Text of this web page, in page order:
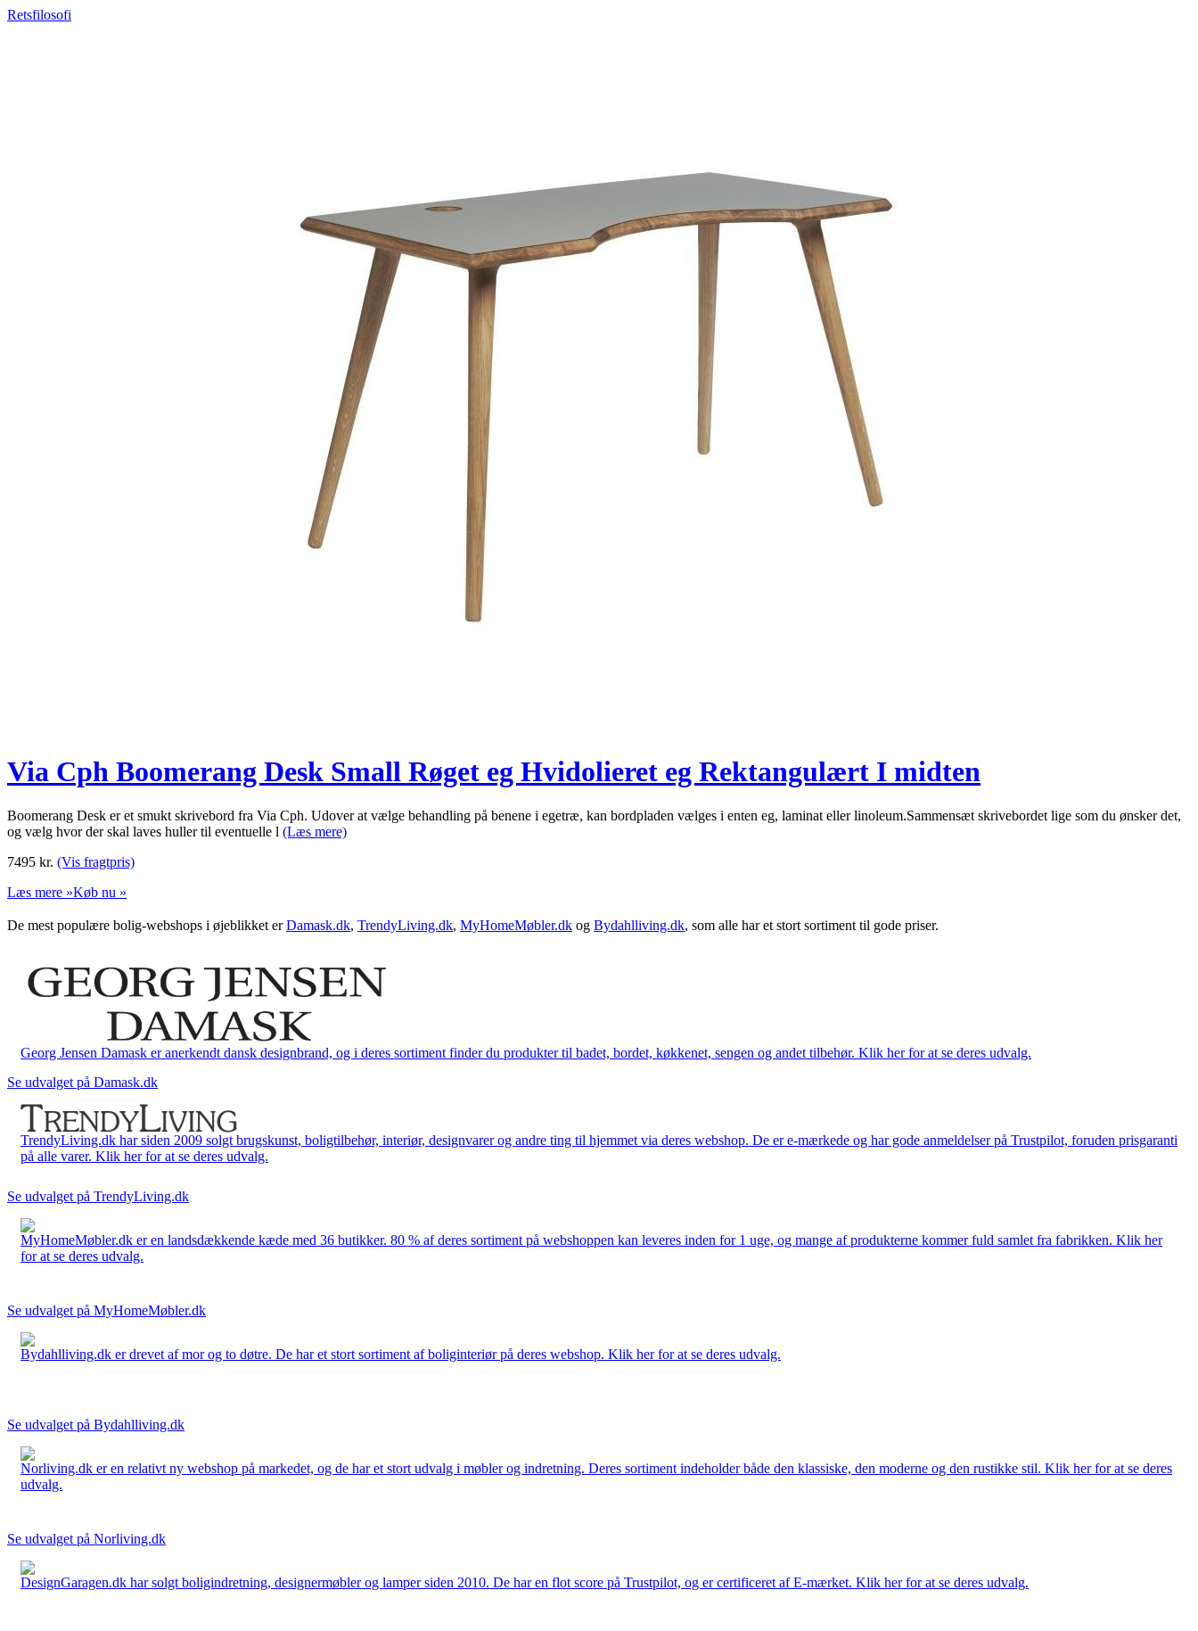
Retsfilosofi
Via Cph Boomerang Desk Small Røget eg Hvidolieret eg Rektangulært I midten
Boomerang Desk er et smukt skrivebord fra Via Cph. Udover at vælge behandling på benene i egetræ, kan bordpladen vælges i enten eg, laminat eller linoleum.Sammensæt skrivebordet lige som du ønsker det,
og vælg hvor der skal laves huller til eventuelle l (Læs mere)
7495 kr. (Vis fragtpris)
Læs mere »Køb nu »
De mest populære bolig-webshops i øjeblikket erDamask.dk, TrendyLiving.dk, MyHomeMøbler.dk og Bydahlliving.dk, som alle har et stort sortiment til gode priser.
Georg Jensen Damask er anerkendt dansk designbrand, og i deres sortiment finder du produkter til badet, bordet, køkkenet, sengen og andet tilbehør. Klik her for at se deres udvalg.
Se udvalget på Damask.dk
TrendyLiving.dk har siden 2009 solgt brugskunst, boligtilbehør, interiør, designvarer og andre ting til hjemmet via deres webshop. De er e-mærkede og har gode anmeldelser på Trustpilot, foruden prisgaranti
på alle varer. Klik her for at se deres udvalg.
Se udvalget på TrendyLiving.dk
MyHomeMøbler.dk er en landsdækkende kæde med 36 butikker. 80 % af deres sortiment på webshoppen kan leveres inden for 1 uge, og mange af produkterne kommer fuld samlet fra fabrikken. Klik her
for at se deres udvalg.
Se udvalget på MyHomeMøbler.dk
Bydahlliving.dk er drevet af mor og to døtre. De har et stort sortiment af boliginteriør på deres webshop. Klik her for at se deres udvalg.
Se udvalget på Bydahlliving.dk
Norliving.dk er en relativt ny webshop på markedet, og de har et stort udvalg i møbler og indretning. Deres sortiment indeholder både den klassiske, den moderne og den rustikke stil. Klik her for at se deres
udvalg.
Se udvalget på Norliving.dk
DesignGaragen.dk har solgt boligindretning, designermøbler og lamper siden 2010. De har en flot score på Trustpilot, og er certificeret af E-mærket. Klik her for at se deres udvalg.